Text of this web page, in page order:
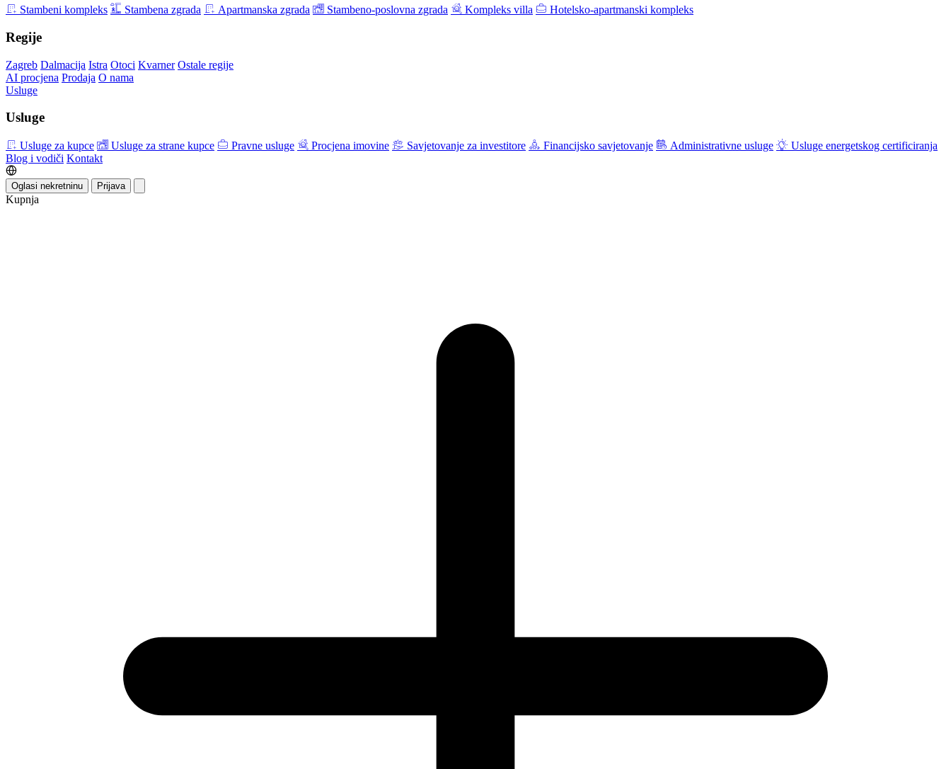
Stambeni kompleks Stambena zgrada Apartmanska zgrada Stambeno-poslovna zgrada Kompleks villa Hotelsko-apartmanski kompleks
Regije
Zagreb Dalmacija Istra Otoci Kvarner Ostale regije
AI procjena Prodaja O nama
Usluge
Usluge
Usluge za kupce Usluge za strane kupce Pravne usluge Procjena imovine Savjetovanje za investitore Financijsko savjetovanje Administrativne usluge
Usluge energetskog certificiranja
Blog i vodiči Kontakt
Oglasi nekretninu Prijava
Kupnja